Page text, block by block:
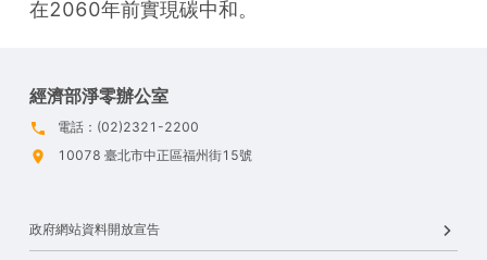
在2060年前實現碳中和。
經濟部淨零辦公室
電話：(02)2321-2200
10078 臺北市中正區福州街15號
政府網站資料開放宣告